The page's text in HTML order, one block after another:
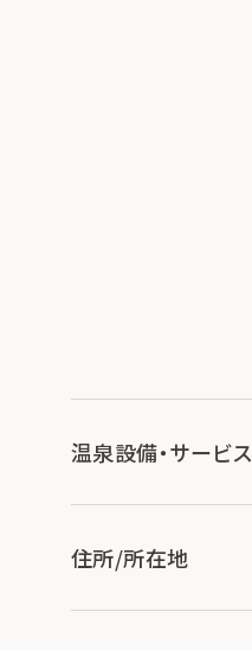
温泉設備・サービス
住所/所在地